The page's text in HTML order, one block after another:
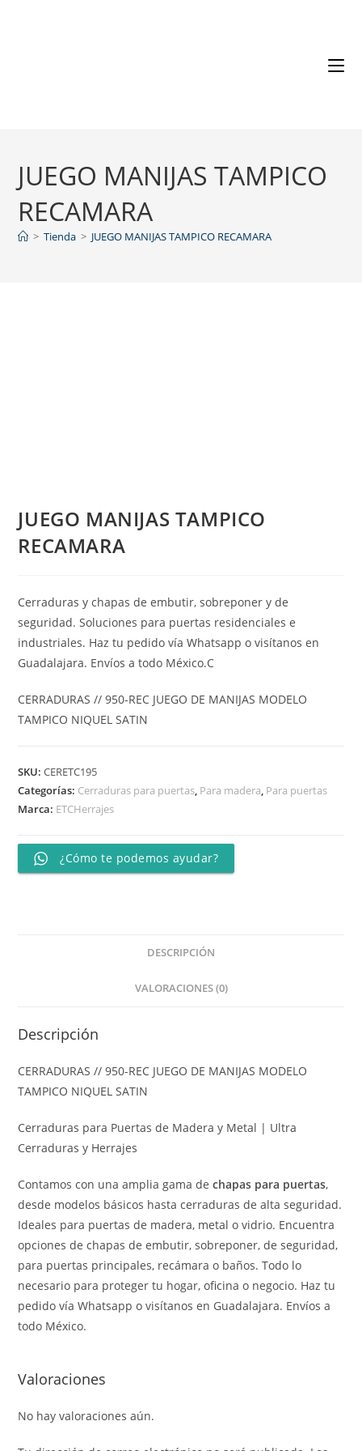
JUEGO MANIJAS TAMPICO
RECAMARA
> Tienda > JUEGO MANIJAS TAMPICO RECAMARA
JUEGO MANIJAS TAMPICO
RECAMARA
Cerraduras y chapas de embutir, sobreponer y de
seguridad. Soluciones para puertas residenciales e
industriales. Haz tu pedido vía Whatsapp o visítanos en
Guadalajara. Envíos a todo México.C
CERRADURAS // 950-REC JUEGO DE MANIJAS MODELO
TAMPICO NIQUEL SATIN
SKU:CERETC195
Categorías: Cerraduras para puertas, Para madera, Para puertas
Marca: ETCHerrajes
¿Cómo te podemos ayudar?
DESCRIPCIÓN
VALORACIONES (0)
Descripción
CERRADURAS // 950-REC JUEGO DE MANIJAS MODELO
TAMPICO NIQUEL SATIN
Cerraduras para Puertas de Madera y Metal | Ultra
Cerraduras y Herrajes
Contamos con una amplia gama dechapas para puertas,
desde modelos básicos hasta cerraduras de alta seguridad.
Ideales para puertas de madera, metal o vidrio. Encuentra
opciones de chapas de embutir, sobreponer, de seguridad,
para puertas principales, recámara o baños. Todo lo
necesario para proteger tu hogar, oficina o negocio. Haz tu
pedido vía Whatsapp o visítanos en Guadalajara. Envíos a
todo México.
Valoraciones
No hay valoraciones aún.